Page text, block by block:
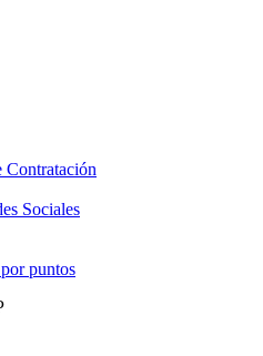
Contratación
Sociales
puntos